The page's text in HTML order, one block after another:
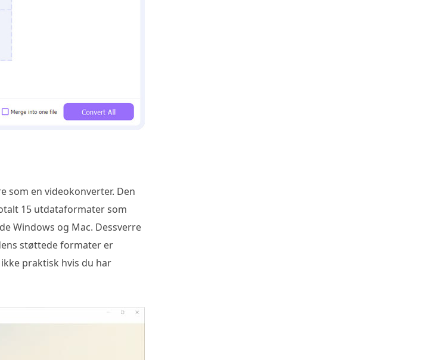
som en videokonverter. Den
15 utdataformater som
Windows og Mac. Dessverre
støttede formater er
praktisk hvis du har